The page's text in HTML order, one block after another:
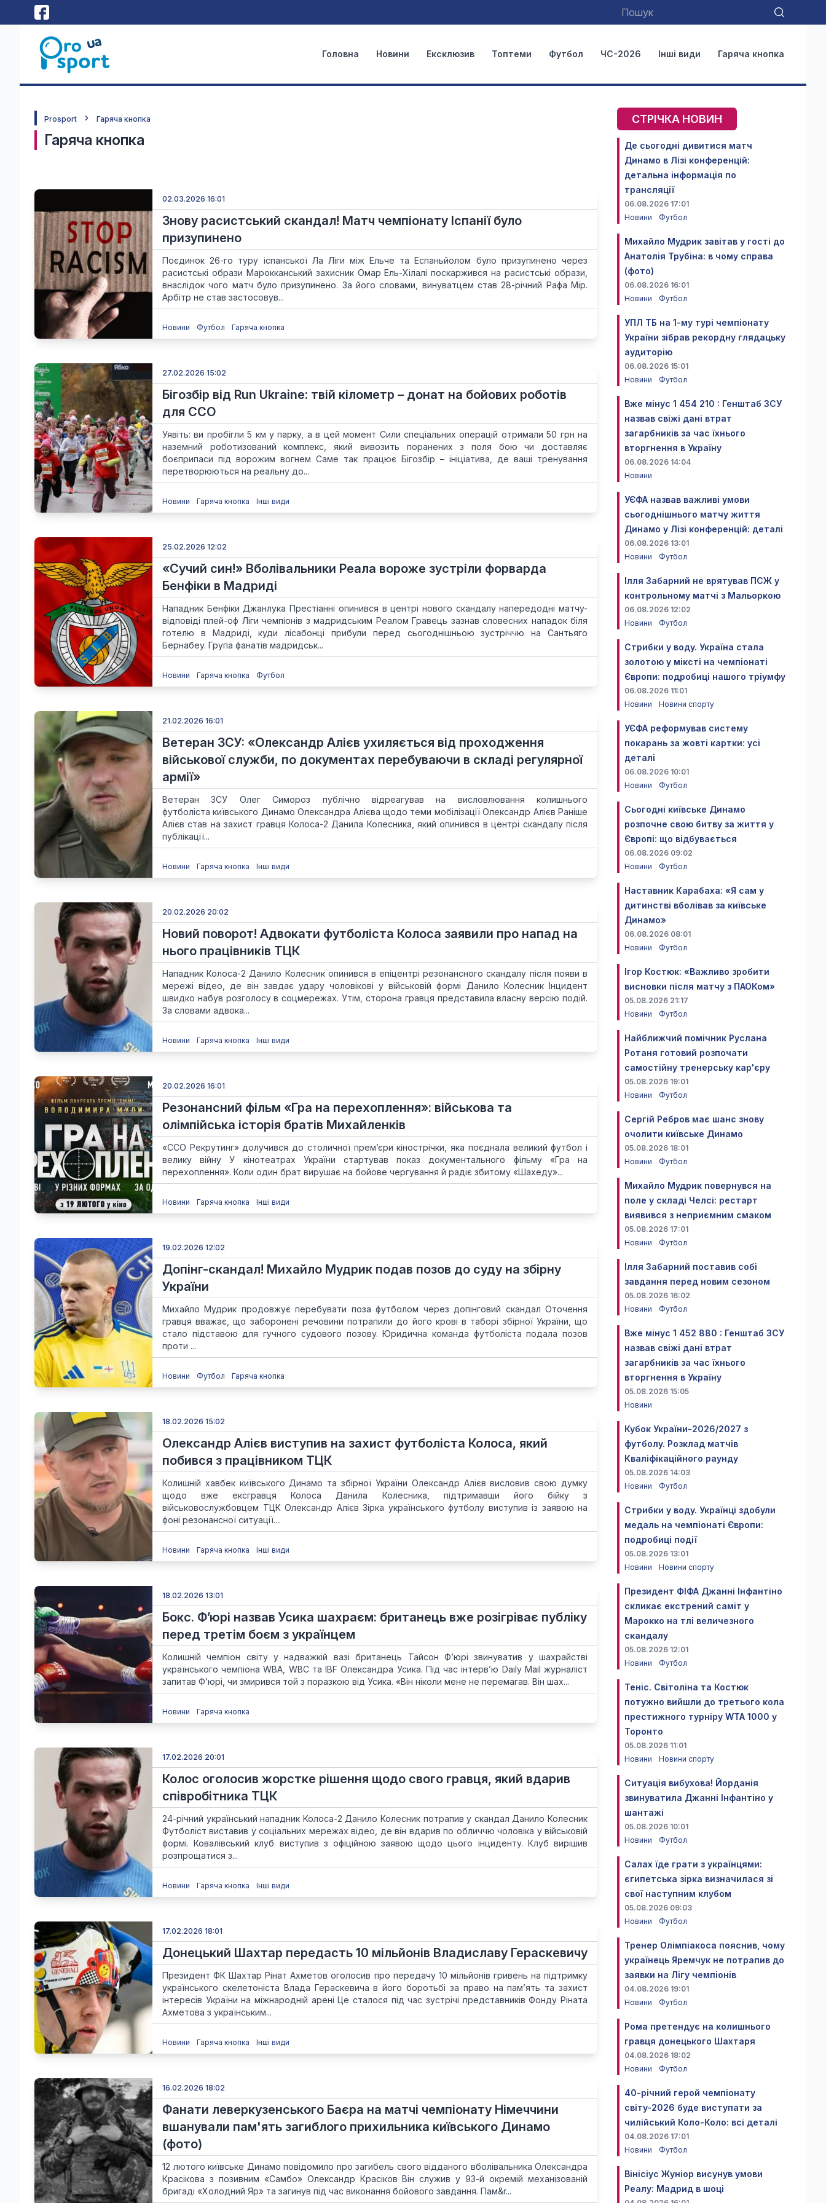
Головна Новини Ексклюзив Топтеми Футбол ЧС-2026 Інші види Гаряча кнопка
Prosport Гаряча кнопка
Гаряча кнопка
02.03.2026 16:01
Знову расистський скандал! Матч чемпіонату Іспанії було
призупинено
Поєдинок 26-го туру іспанської Ла Ліги між Ельче та Еспаньйолом було призупинено через
расистські образи Марокканський захисник Омар Ель-Хілалі поскаржився на расистські образи,
внаслідок чого матч було призупинено. За його словами, винуватцем став 28-річний Рафа Мір.
Арбітр не став застосовув...
Новини Футбол Гаряча кнопка
27.02.2026 15:02
Бігозбір від Run Ukraine: твій кілометр – донат на бойових роботів
для ССО
Уявіть: ви пробігли 5 км у парку, а в цей момент Сили спеціальних операцій отримали 50 грн на
наземний роботизований комплекс, який вивозить поранених з поля бою чи доставляє
боєприпаси під ворожим вогнем Саме так працює Бігозбір – ініціатива, де ваші тренування
перетворюються на реальну до...
Новини Гаряча кнопка Інші види
25.02.2026 12:02
«Сучий син!» Вболівальники Реала вороже зустріли форварда
Бенфіки в Мадриді
Нападник Бенфіки Джанлука Престіанні опинився в центрі нового скандалу напередодні матчу-
відповіді плей-оф Ліги чемпіонів з мадридським Реалом Гравець зазнав словесних нападок біля
готелю в Мадриді, куди лісабонці прибули перед сьогоднішньою зустріччю на Сантьяго
Бернабеу. Група фанатів мадридськ...
Новини Гаряча кнопка Футбол
21.02.2026 16:01
Ветеран ЗСУ: «Олександр Алієв ухиляється від проходження
військової служби, по документах перебуваючи в складі регулярної
армії»
Ветеран ЗСУ Олег Симороз публічно відреагував на висловлювання колишнього
футболіста київського Динамо Олександра Алієва щодо теми мобілізації Олександр Алієв Раніше
Алієв став на захист гравця Колоса-2 Данила Колесника, який опинився в центрі скандалу після
публікації...
Новини Гаряча кнопка Інші види
20.02.2026 20:02
Новий поворот! Адвокати футболіста Колоса заявили про напад на
нього працівників ТЦК
Нападник Колоса-2 Данило Колесник опинився в епіцентрі резонансного скандалу після появи в
мережі відео, де він завдає удару чоловікові у військовій формі Данило Колесник Інцидент
швидко набув розголосу в соцмережах. Утім, сторона гравця представила власну версію подій.
За словами адвока...
Новини Гаряча кнопка Інші види
20.02.2026 16:01
Резонансний фільм «Гра на перехоплення»: військова та
олімпійська історія братів Михайленків
«ССО Рекрутинг» долучився до столичної прем’єри кінострічки, яка поєднала великий футбол і
велику війну У кінотеатрах України стартував показ документального фільму «Гра на
перехоплення». Коли один брат вирушає на бойове чергування й радіє збитому «Шахеду»...
Новини Гаряча кнопка Інші види
19.02.2026 12:02
Допінг-скандал! Михайло Мудрик подав позов до суду на збірну
України
Михайло Мудрик продовжує перебувати поза футболом через допінговий скандал Оточення
гравця вважає, що заборонені речовини потрапили до його крові в таборі збірної України, що
стало підставою для гучного судового позову. Юридична команда футболіста подала позов
проти ...
Новини Футбол Гаряча кнопка
18.02.2026 15:02
Олександр Алієв виступив на захист футболіста Колоса, який
побився з працівником ТЦК
Колишній хавбек київського Динамо та збірної України Олександр Алієв висловив свою думку
щодо вже ексгравця Колоса Данила Колесника, підтримавши його бійку з
військовослужбовцем ТЦК Олександр Алієв Зірка українського футболу виступив із заявою на
фоні резонансної ситуації....
Новини Гаряча кнопка Інші види
18.02.2026 13:01
Бокс. Ф’юрі назвав Усика шахраєм: британець вже розігріває публіку
перед третім боєм з українцем
Колишній чемпіон світу у надважкій вазі британець Тайсон Ф’юрі звинуватив у шахрайстві
українського чемпіона WBA, WBC та IBF Олександра Усика. Під час інтерв’ю Daily Mail журналіст
запитав Ф’юрі, чи змирився той з поразкою від Усика. «Він ніколи мене не перемагав. Він шах...
Новини Гаряча кнопка
17.02.2026 20:01
Колос оголосив жорстке рішення щодо свого гравця, який вдарив
співробітника ТЦК
24-річний український нападник Колоса-2 Данило Колесник потрапив у скандал Данило Колесник
Футболіст виставив у соціальних мережах відео, де він вдарив по обличчю чоловіка у військовій
формі. Ковалівський клуб виступив з офіційною заявою щодо цього інциденту. Клуб вирішив
розпрощатися з...
Новини Гаряча кнопка Інші види
17.02.2026 18:01
Донецький Шахтар передасть 10 мільйонів Владиславу Гераскевичу
Президент ФК Шахтар Рінат Ахметов оголосив про передачу 10 мільйонів гривень на підтримку
українського скелетоніста Влада Гераскевича в його боротьбі за право на памʼять та захист
інтересів України на міжнародній арені Це сталося під час зустрічі представників Фонду Ріната
Ахметова з українським...
Новини Гаряча кнопка Інші види
16.02.2026 18:02
Фанати леверкузенського Баєра на матчі чемпіонату Німеччини
вшанували пам'ять загиблого прихильника київського Динамо
(фото)
12 лютого київське Динамо повідомило про загибель свого відданого вболівальника Олександра
Красікова з позивним «Самбо» Олександр Красіков Він служив у 93-й окремій механізованій
бригаді «Холодний Яр» та загинув під час виконання бойового завдання. Пам&r...
СТРІЧКА НОВИН
Де сьогодні дивитися матч
Динамо в Лізі конференцій:
детальна інформація по
трансляції
06.08.2026 17:01
Новини
Футбол
Михайло Мудрик завітав у гості до
Анатолія Трубіна: в чому справа
(фото)
06.08.2026 16:01
Новини
Футбол
УПЛ ТБ на 1-му турі чемпіонату
України зібрав рекордну глядацьку
аудиторію
06.08.2026 15:01
Новини
Футбол
Вже мінус 1 454 210 : Генштаб ЗСУ
назвав свіжі дані втрат
загарбників за час їхнього
вторгнення в Україну
06.08.2026 14:04
Новини
УЄФА назвав важливі умови
сьогоднішнього матчу життя
Динамо у Лізі конференцій: деталі
06.08.2026 13:01
Новини
Футбол
Ілля Забарний не врятував ПСЖ у
контрольному матчі з Мальоркою
06.08.2026 12:02
Новини
Футбол
Стрибки у воду. Україна стала
золотою у міксті на чемпіонаті
Європи: подробиці нашого тріумфу
06.08.2026 11:01
Новини
Новини спорту
УЄФА реформував систему
покарань за жовті картки: усі
деталі
06.08.2026 10:01
Новини
Футбол
Сьогодні київське Динамо
розпочне свою битву за життя у
Європі: що відбувається
06.08.2026 09:02
Новини
Футбол
Наставник Карабаха: «Я сам у
дитинстві вболівав за київське
Динамо»
06.08.2026 08:01
Новини
Футбол
Ігор Костюк: «Важливо зробити
висновки після матчу з ПАОКом»
05.08.2026 21:17
Новини
Футбол
Найближчий помічник Руслана
Ротаня готовий розпочати
самостійну тренерську кар'єру
05.08.2026 19:01
Новини
Футбол
Сергій Ребров має шанс знову
очолити київське Динамо
05.08.2026 18:01
Новини
Футбол
Михайло Мудрик повернувся на
поле у складі Челсі: рестарт
виявився з неприємним смаком
05.08.2026 17:01
Новини
Футбол
Ілля Забарний поставив собі
завдання перед новим сезоном
05.08.2026 16:02
Новини
Футбол
Вже мінус 1 452 880 : Генштаб ЗСУ
назвав свіжі дані втрат
загарбників за час їхнього
вторгнення в Україну
05.08.2026 15:05
Новини
Кубок України-2026/2027 з
футболу. Розклад матчів
Кваліфікаційного раунду
05.08.2026 14:03
Новини
Футбол
Стрибки у воду. Українці здобули
медаль на чемпіонаті Європи:
подробиці події
05.08.2026 13:01
Новини
Новини спорту
Президент ФІФА Джанні Інфантіно
скликає екстрений саміт у
Марокко на тлі величезного
скандалу
05.08.2026 12:01
Новини
Футбол
Теніс. Світоліна та Костюк
потужно вийшли до третього кола
престижного турніру WTA 1000 у
Торонто
05.08.2026 11:01
Новини
Новини спорту
Ситуація вибухова! Йорданія
звинуватила Джанні Інфантіно у
шантажі
05.08.2026 10:01
Новини
Футбол
Салах їде грати з українцями:
єгипетська зірка визначилася зі
свої наступним клубом
05.08.2026 09:03
Новини
Футбол
Тренер Олімпіакоса пояснив, чому
українець Яремчук не потрапив до
заявки на Лігу чемпіонів
04.08.2026 19:01
Новини
Футбол
Рома претендує на колишнього
гравця донецького Шахтаря
04.08.2026 18:02
Новини
Футбол
40-річний герой чемпіонату
світу-2026 буде виступати за
чилійський Коло-Коло: всі деталі
04.08.2026 17:01
Новини
Футбол
Вінісіус Жуніор висунув умови
Реалу: Мадрид в шоці